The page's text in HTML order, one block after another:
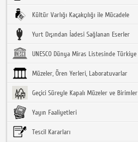
Kültür Varlığı Kaçakçılığı ile Mücadele
Yurt Dışından İadesi Sağlanan Eserler
UNESCO Dünya Miras Listesinde Türkiye
Müzeler, Ören Yerleri, Laboratuvarlar
Geçici Süreyle Kapalı Müzeler ve Birimler
Yayın Faaliyetleri
Tescil Kararları